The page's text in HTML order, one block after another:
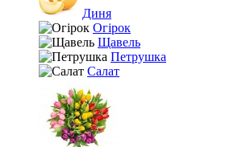
Диня
Огірок
Щавель
Петрушка
Салат